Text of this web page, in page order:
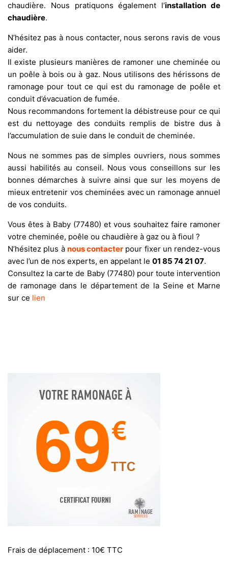
chaudière. Nous pratiquons également l’installation de
chaudière.
N’hésitez pas à nous contacter, nous serons ravis de vous
aider.
Il existe plusieurs manières de ramoner une cheminée ou
un poêle à bois ou à gaz. Nous utilisons des hérissons de
ramonage pour tout ce qui est du ramonage de poêle et
conduit d’évacuation de fumée.
Nous recommandons fortement la débistreuse pour ce qui
est du nettoyage des conduits remplis de bistre dus à
l’accumulation de suie dans le conduit de cheminée.
Nous ne sommes pas de simples ouvriers, nous sommes
aussi habilités au conseil. Nous vous conseillons sur les
bonnes démarches à suivre ainsi que sur les moyens de
mieux entretenir vos cheminées avec un ramonage annuel
de vos conduits.
Vous êtes à Baby (77480) et vous souhaitez faire ramoner
votre cheminée, poêle ou chaudière à gaz ou à fioul ?
N’hésitez plus à nous contacter pour fixer un rendez-vous
avec l’un de nos experts, en appelant le 01 85 74 21 07.
Consultez la carte de Baby (77480) pour toute intervention
de ramonage dans le département de la Seine et Marne
sur ce lien
Frais de déplacement : 10€ TTC